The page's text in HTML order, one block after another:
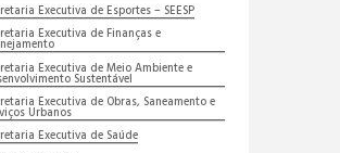
Executiva de Esportes – SEESP
Executiva de Finanças e
Executiva de Meio Ambiente e
Sustentável
Executiva de Obras, Saneamento e
Urbanos
Executiva de Saúde